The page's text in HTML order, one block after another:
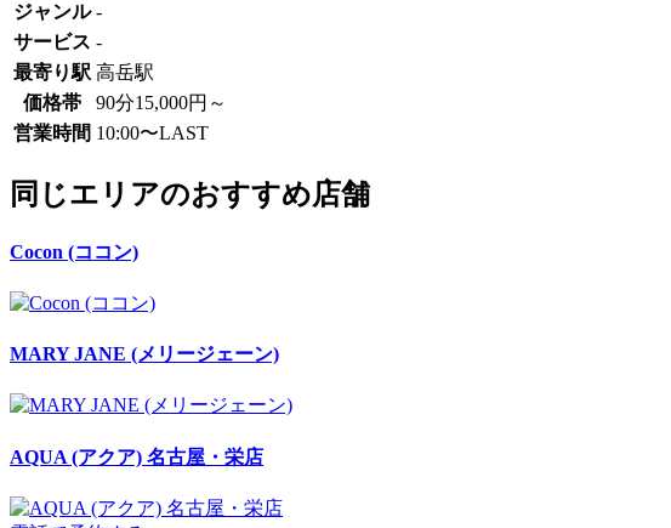
ジャンル -
サービス -
最寄り駅 高岳駅
価格帯
90分15,000円～
営業時間 10:00〜LAST
同じエリアのおすすめ店舗
Cocon (ココン)
MARY JANE (メリージェーン)
AQUA (アクア) 名古屋・栄店